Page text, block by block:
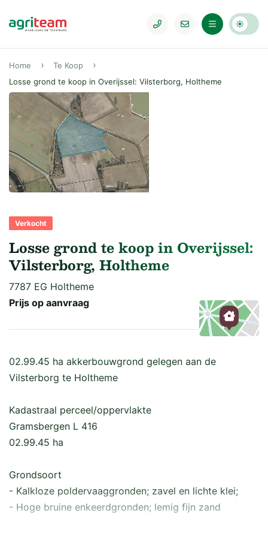
Home
Te Koop
Losse grond te koop in Overijssel: Vilsterborg, Holtheme
Verkocht
Losse grond te koop in Overijssel:
Vilsterborg, Holtheme
7787 EG Holtheme
Prijs op aanvraag
02.99.45 ha akkerbouwgrond gelegen aan de
Vilsterborg te Holtheme
Kadastraal perceel/oppervlakte
Gramsbergen L 416
02.99.45 ha
Grondsoort
- Kalkloze poldervaaggronden; zavel en lichte klei;
- Hoge bruine enkeerdgronden; lemig fijn zand